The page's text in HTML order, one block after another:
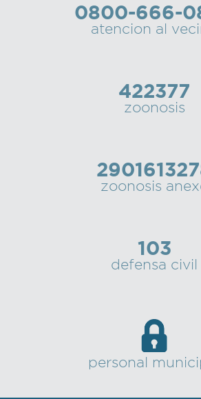
0800-666-
atencion al
422377
zoonosis
zoonosis
103
defensa civil
personal